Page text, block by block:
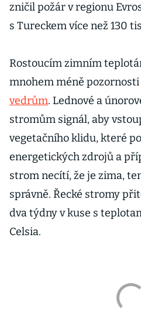
zničil požár v regionu
s Tureckem více než 130
Rostoucím zimním
mnohem méně
vedrům. Lednové a
stromům signál, aby
vegetačního klidu, které
energetických zdrojů a
strom necítí, že je zima,
správně. Řecké stromy
dva týdny v kuse s
Celsia.